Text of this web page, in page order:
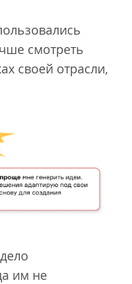
смотреть
своей отрасли,
им не